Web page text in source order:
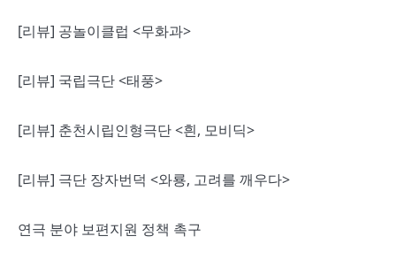
[리뷰] 공놀이클럽 <무화과>
[리뷰] 국립극단 <태풍>
[리뷰] 춘천시립인형극단 <흰, 모비딕>
[리뷰] 극단 장자번덕 <와룡, 고려를 깨우다>
연극 분야 보편지원 정책 촉구